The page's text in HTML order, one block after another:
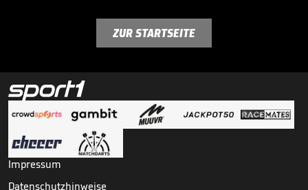
ZUR STARTSEITE
Impressum
Datenschutzhinweise